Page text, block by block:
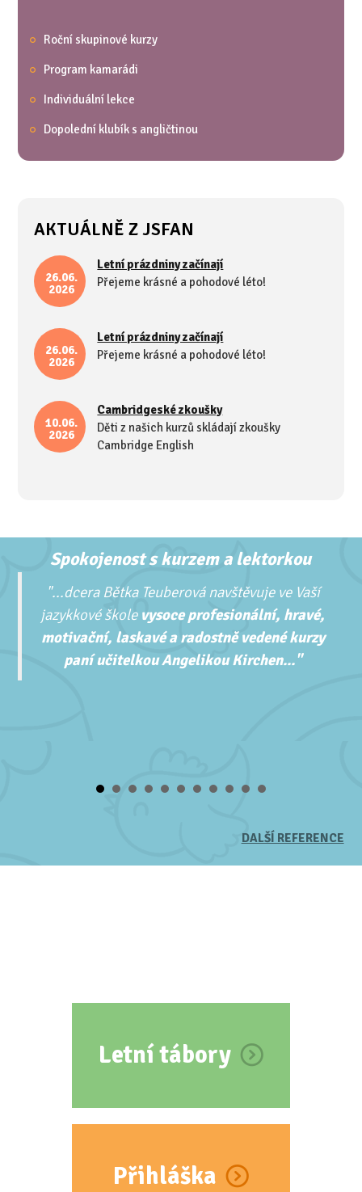
Roční skupinové kurzy
Program kamarádi
Individuální lekce
Dopolední klubík s angličtinou
AKTUÁLNĚ Z JSFAN
26.06.
2026
Letní prázdniny začínají
Přejeme krásné a pohodové léto!
26.06.
2026
Letní prázdniny začínají
Přejeme krásné a pohodové léto!
10.06.
2026
Cambridgeské zkoušky
Děti z našich kurzů skládají zkoušky
Cambridge English
Spokojenost s kurzem a lektorkou
"...dcera Bětka Teuberová navštěvuje ve Vaší
jazykkové škole vysoce profesionální, hravé,
motivační, laskavé a radostně vedené kurzy
paní učitelkou Angelikou Kirchen..."
DALŠÍ REFERENCE
Letní tábory
Přihláška